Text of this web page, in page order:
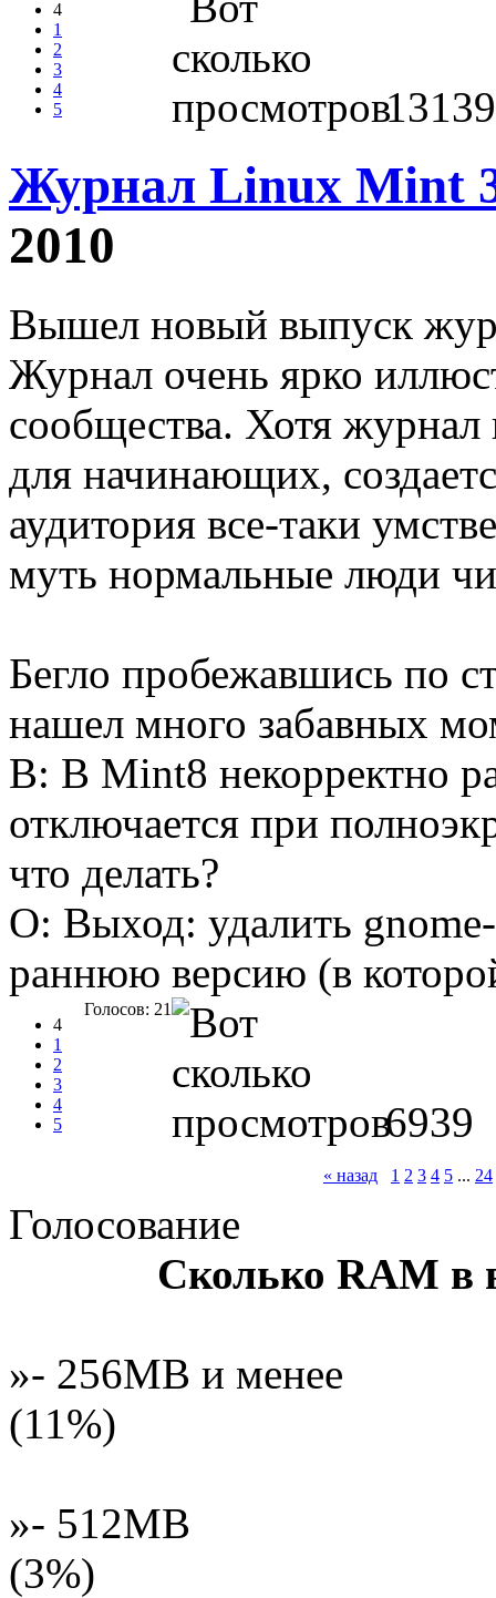
4
1
2
3
4
5
13139
Журнал Linux Mint
2010
Вышел новый выпуск
Журнал очень ярко
сообщества. Хотя журнал
для начинающих,
аудитория все-таки
муть нормальные люди
Бегло пробежавшись по
нашел много забавных
В: В Mint8 некорректно
отключается при
что делать?
О: Выход: удалить gnome-
раннюю версию (в
4
1
2
3
4
5
Голосов: 21
6939
« назад 1 2 3 4 5 ... 24
Голосование
Сколько RAM
»- 256MB и менее
(11%)
»- 512MB
(3%)